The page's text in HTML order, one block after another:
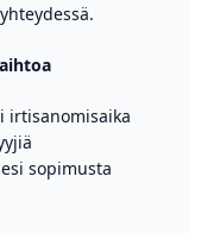
irtisanomisaika
sopimusta